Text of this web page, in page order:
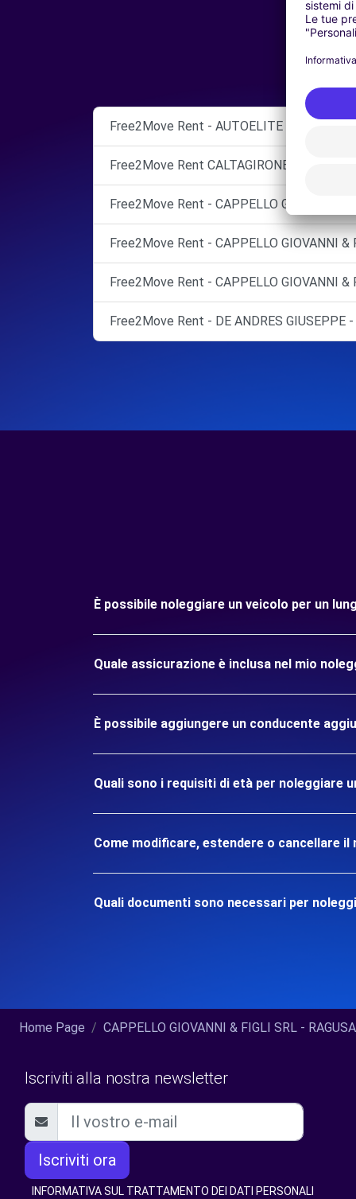
Free2Move Rent - AUTOELITE SRL -
Free2Move Rent CALTAGIRONE
Free2Move Rent - CAPPELLO GIOVANNI &
Free2Move Rent - CAPPELLO GIOVANNI &
Free2Move Rent - CAPPELLO GIOVANNI &
Free2Move Rent - DE ANDRES GIUSEPPE -
È possibile noleggiare un veicolo per un
Quale assicurazione è inclusa nel mio
È possibile aggiungere un conducente
Quali sono i requisiti di età per noleggiare
Come modificare, estendere o cancellare il
Quali documenti sono necessari per
Home Page CAPPELLO GIOVANNI & FIGLI SRL -
Iscriviti alla nostra newsletter
Iscriviti ora
INFORMATIVA SUL TRATTAMENTO DEI DATI PERSONALI